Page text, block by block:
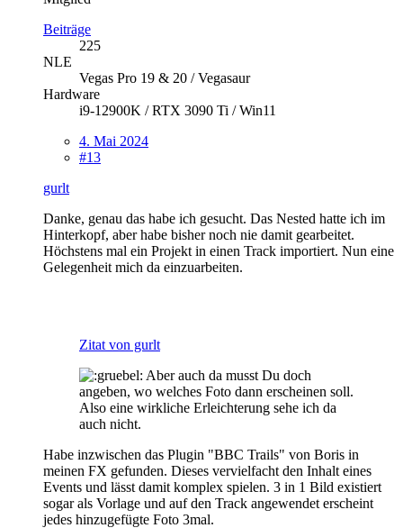
Beiträge
225
NLE
Vegas Pro 19 & 20 / Vegasaur
Hardware
i9-12900K / RTX 3090 Ti / Win11
4. Mai 2024
#13
gurlt
Danke, genau das habe ich gesucht. Das Nested hatte ich im
Hinterkopf, aber habe bisher noch nie damit gearbeitet.
Höchstens mal ein Projekt in einen Track importiert. Nun eine
Gelegenheit mich da einzuarbeiten.
Zitat von gurlt
Aber auch da musst Du doch
angeben, wo welches Foto dann erscheinen soll.
Also eine wirkliche Erleichterung sehe ich da
auch nicht.
Habe inzwischen das Plugin "BBC Trails" von Boris in
meinen FX gefunden. Dieses vervielfacht den Inhalt eines
Events und lässt damit komplex spielen. 3 in 1 Bild existiert
sogar als Vorlage und auf den Track angewendet erscheint
jedes hinzugefügte Foto 3mal.